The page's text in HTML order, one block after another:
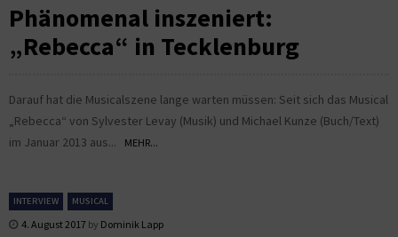
Phänomenal inszeniert:
„Rebecca“ in Tecklenburg
Darauf hat die Musicalszene lange warten müssen: Seit sich das Musical
„Rebecca“ von Sylvester Levay (Musik) und Michael Kunze (Buch/Text)
im Januar 2013 aus...
MEHR...
INTERVIEW MUSICAL
4. August 2017 by Dominik Lapp